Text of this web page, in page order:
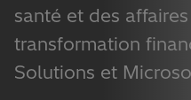
santé et des affaires
transformation
Solutions et